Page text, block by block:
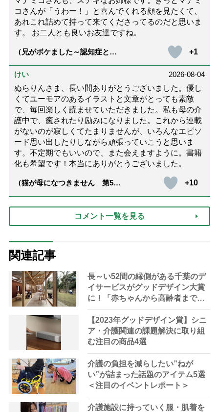
コさんが「うわー！」と喜んでくれる顔を見たくて、
あれこれ詰めて持って来てくださってるのだと思いま
す。 お二人とも良いお友達ですね。
（兄がボケました～認知症と介
達』が届きました」）
+1
けい
2026-08-04
ぬらりんさま、長い間ありがとうございました。優し
くてユーモアのあるイラストと文章がとっても素敵
で、毎回楽しく読ませていただきました。私も母の介
護中で、癒されたり励みになりました。これから連載
がないのが寂しくてたまりませんが、いろんなエピソ
ード思い出したりしながら頑張っていこうと思いま
す。不定期でもいいので、また会えますように。書籍
化も希望です！本当にありがとうございました。
（猫が母になつきません 第500
+10
コメント一覧を見る
関連記事
長～い52間の縁側がある千葉のデ
イサービスがグッドデザイン大賞
に！「赤ちゃんから高齢者まで誰
でもウェルカムな場所」
【2023年グッドデザイン賞】シニ
ア・介護関連の課題解決に取り組
む注目の商品4選
介護の負担を減らしたい”ねが
い”が詰まった話題のアイテム5選
＜注目のイベントレポート＞
介護施設に持っていく服・肌着を